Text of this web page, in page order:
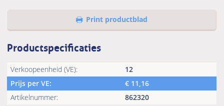
Print productblad
Productspecificaties
Verkoopeenheid (VE):
12
Prijs per VE:
€ 11,16
Artikelnummer:
862320